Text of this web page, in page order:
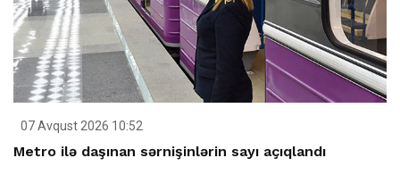
07 Avqust 2026 10:52
Metro ilə daşınan sərnişinlərin sayı açıqlandı